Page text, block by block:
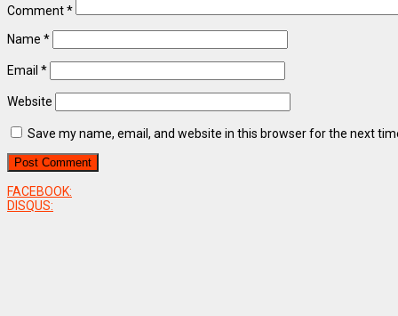
Comment*
Name *
Email *
Website
Save my name, email, and website in this browser for the next
FACEBOOK:
DISQUS: